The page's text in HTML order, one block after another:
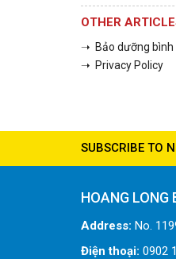
OTHER
➝ Bảo dưỡng bình
➝ Privacy Policy
SUBSCRIBE TO
HOANG LONG
Address: No.
Điện thoại: 0902